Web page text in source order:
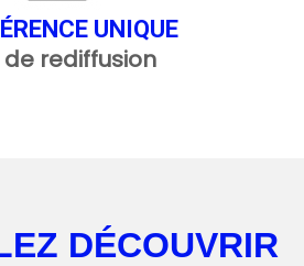
UNIQUE
de rediffusion
DÉCOUVRIR